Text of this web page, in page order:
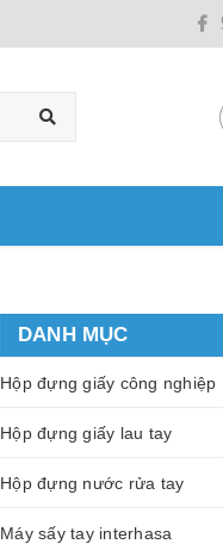
DANH MỤC
Hộp đựng giấy công nghiệp
Hộp đựng giấy lau tay
Hộp đựng nước rửa tay
Máy sấy tay interhasa